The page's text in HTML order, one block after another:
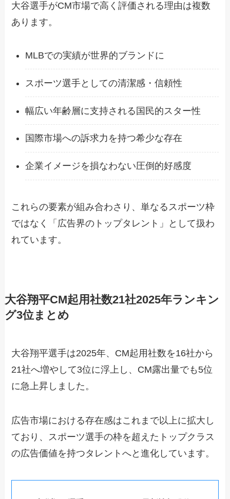
大谷選手がCM市場で高く評価される理由は複数
あります。
MLBでの実績が世界的ブランドに
スポーツ選手としての清潔感・信頼性
幅広い年齢層に支持される国民的スター性
国際市場への訴求力を持つ希少な存在
企業イメージを損なわない圧倒的好感度
これらの要素が組み合わさり、単なるスポーツ枠
ではなく「広告界のトップタレント」として扱わ
れています。
大谷翔平CM起用社数21社2025年ランキン
グ3位まとめ
大谷翔平選手は2025年、CM起用社数を16社から
21社へ増やして3位に浮上し、CM露出量でも5位
に急上昇しました。
広告市場における存在感はこれまで以上に拡大し
ており、スポーツ選手の枠を超えたトップクラス
の広告価値を持つタレントへと進化しています。